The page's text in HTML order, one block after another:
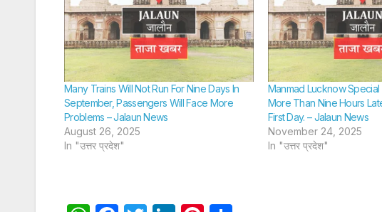
Many Trains Will Not Run For Nine Days In
September, Passengers Will Face More
Problems – Jalaun News
August 26, 2025
In "उत्तर प्रदेश"
Manmad Lucknow Special
More Than Nine Hours
First Day. – Jalaun News
November 24, 2025
In "उत्तर प्रदेश"